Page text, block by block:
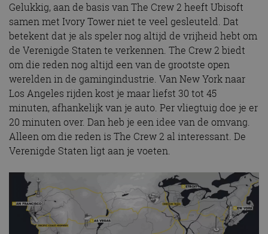
Gelukkig, aan de basis van The Crew 2 heeft Ubisoft
samen met Ivory Tower niet te veel gesleuteld. Dat
betekent dat je als speler nog altijd de vrijheid hebt om
de Verenigde Staten te verkennen. The Crew 2 biedt
om die reden nog altijd een van de grootste open
werelden in de gamingindustrie. Van New York naar
Los Angeles rijden kost je maar liefst 30 tot 45
minuten, afhankelijk van je auto. Per vliegtuig doe je er
20 minuten over. Dan heb je een idee van de omvang.
Alleen om die reden is The Crew 2 al interessant. De
Verenigde Staten ligt aan je voeten.